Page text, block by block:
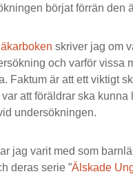
börjat förrän den
skriver jag om
och varför vissa
Faktum är att ett viktigt
att föräldrar ska kunna
undersökningen.
jag varit med som
deras serie ”Älskade